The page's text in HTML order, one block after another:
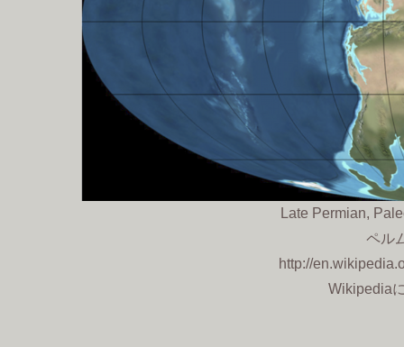
Late Permian,
ペル
http://
Wikipedia